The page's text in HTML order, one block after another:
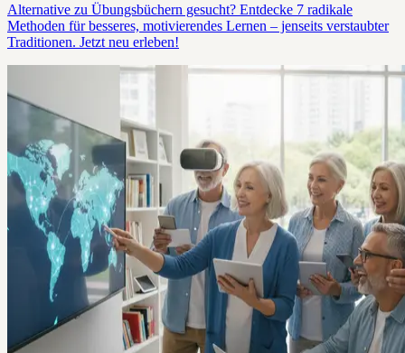
Alternative zu Übungsbüchern gesucht? Entdecke 7 radikale
Methoden für besseres, motivierendes Lernen – jenseits verstaubter
Traditionen. Jetzt neu erleben!